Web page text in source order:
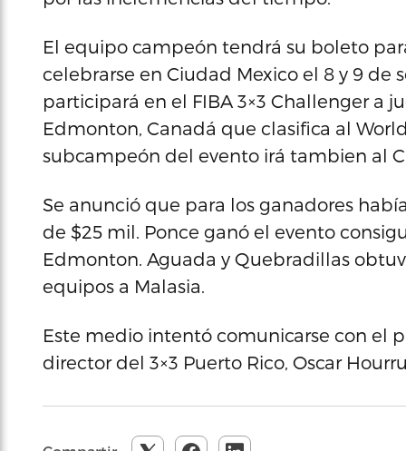
El equipo campeón tendrá su boleto
celebrarse en Ciudad Mexico el 8 y 9
participará en el FIBA 3×3 Challenger a
Edmonton, Canadá que clasifica al
subcampeón del evento irá tambien al
Se anunció que para los ganadores
de $25 mil. Ponce ganó el evento
Edmonton. Aguada y Quebradillas
equipos a Malasia.
Este medio intentó comunicarse con el
director del 3×3 Puerto Rico, Oscar